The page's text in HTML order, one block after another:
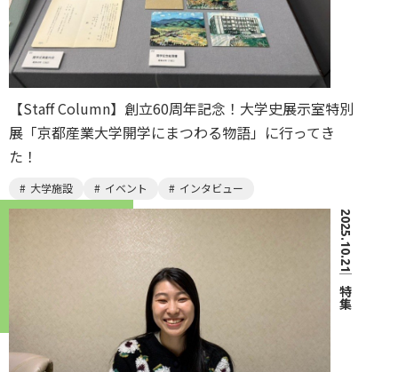
【Staff Column】創立60周年記念！大学史展示室特別
展「京都産業大学開学にまつわる物語」に行ってき
た！
大学施設 イベント インタビュー
2025.10.21
｜
特集